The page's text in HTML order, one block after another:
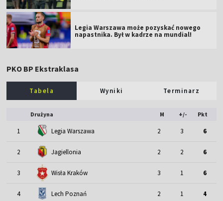
Legia Warszawa może pozyskać nowego
napastnika. Był w kadrze na mundial!
PKO BP Ekstraklasa
Tabela Wyniki Terminarz
Drużyna M +/- Pkt
1 Legia Warszawa 2 3 6
2 Jagiellonia 2 2 6
3 Wisła Kraków 3 1 6
4 Lech Poznań 2 1 4